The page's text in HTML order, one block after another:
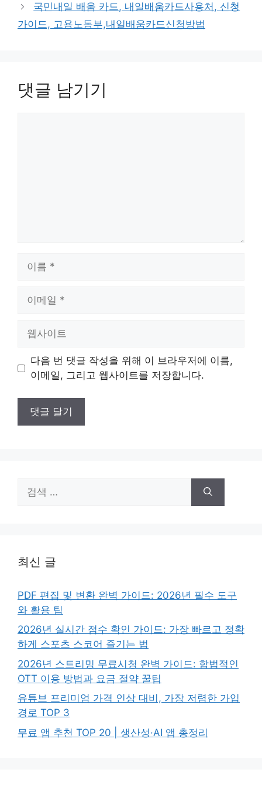
국민내일 배움 카드, 내일배움카드사용처, 신청
가이드, 고용노동부,내일배움카드신청방법
댓글 남기기
트
다음 번 댓글 작성을 위해 이 브라우저에 이름,
이메일, 그리고 웹사이트를 저장합니다.
색:
최신 글
PDF 편집 및 변환 완벽 가이드: 2026년 필수 도구
와 활용 팁
2026년 실시간 점수 확인 가이드: 가장 빠르고 정확
하게 스포츠 스코어 즐기는 법
2026년 스트리밍 무료시청 완벽 가이드: 합법적인
OTT 이용 방법과 요금 절약 꿀팁
유튜브 프리미엄 가격 인상 대비, 가장 저렴한 가입
경로 TOP 3
무료 앱 추천 TOP 20 | 생산성·AI 앱 총정리